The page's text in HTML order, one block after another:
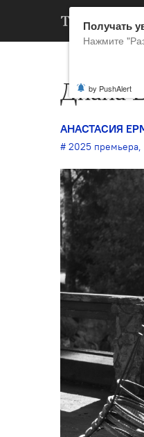
Диана
АНАСТАСИЯ
2025 премьера,
Получать
Нажмите
by PushAlert